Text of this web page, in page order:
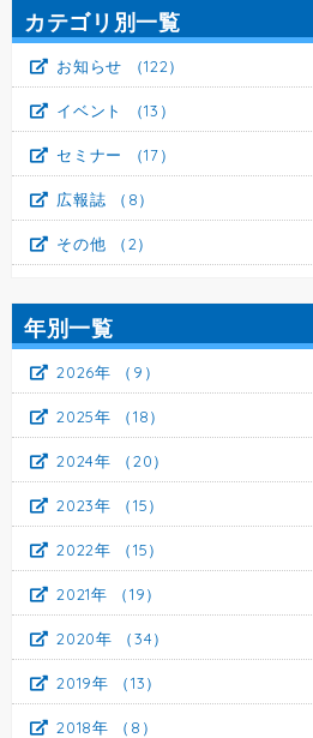
カテゴリ別一覧
お知らせ （122）
イベント （13）
セミナー （17）
広報誌 （8）
その他 （2）
年別一覧
2026年 （9）
2025年 （18）
2024年 （20）
2023年 （15）
2022年 （15）
2021年 （19）
2020年 （34）
2019年 （13）
2018年 （8）